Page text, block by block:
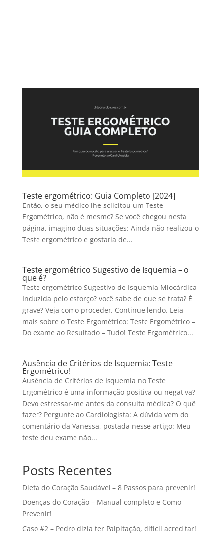
Teste ergométrico: Guia Completo [2024]
Então, o seu médico lhe solicitou um Teste
Ergométrico, não é mesmo? Se você chegou nesta
página, imagino duas situações: Ainda não realizou o
Teste ergométrico e gostaria de...
Teste ergométrico Sugestivo de Isquemia – o
que é?
Teste ergométrico Sugestivo de Isquemia Miocárdica
Induzida pelo esforço? você sabe de que se trata? É
grave? Veja como proceder. Continue lendo. Leia
mais sobre o Teste Ergométrico: Teste Ergométrico –
Do exame ao Resultado – Tudo! Teste Ergométrico...
Ausência de Critérios de Isquemia: Teste
Ergométrico!
Ausência de Critérios de Isquemia no Teste
Ergométrico é uma informação positiva ou negativa?
Devo estressar-me antes da consulta médica? O quê
fazer? Pergunte ao Cardiologista: A dúvida vem do
comentário da Vanessa, postada nesse artigo: Meu
teste deu exame não...
Posts Recentes
Dieta do Coração Saudável – 8 Passos para prevenir!
Doenças do Coração – Manual completo e Como
Prevenir!
Caso #2 – Pedro dizia ter Palpitação, difícil acreditar!